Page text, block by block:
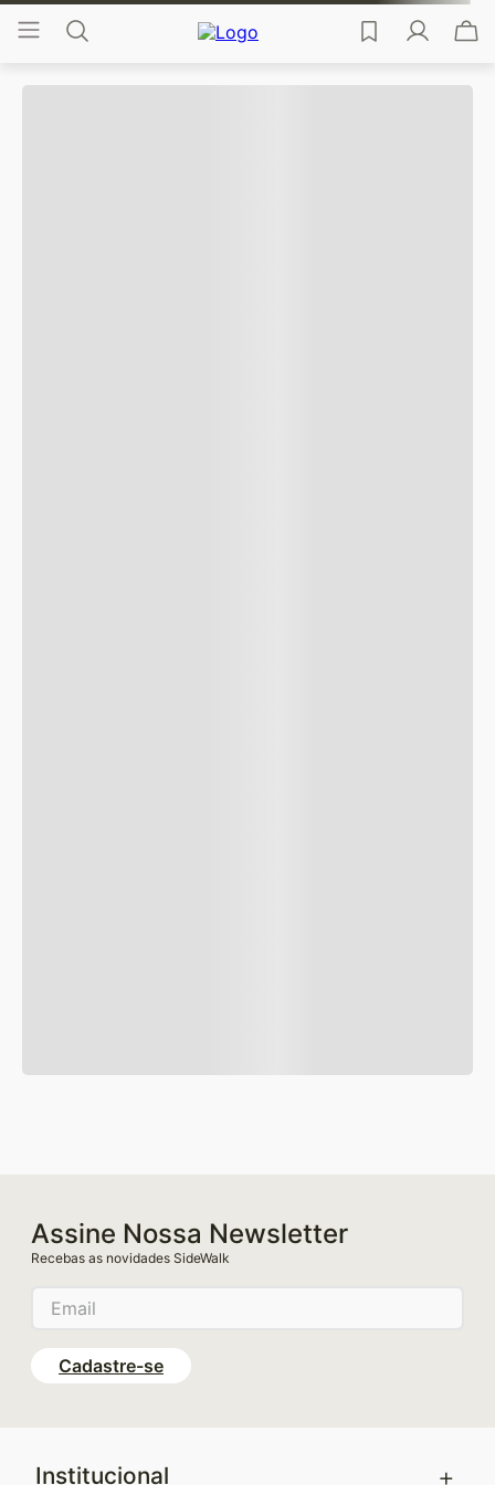
Assine Nossa Newsletter
Recebas as novidades SideWalk
Cadastre-se
Institucional +